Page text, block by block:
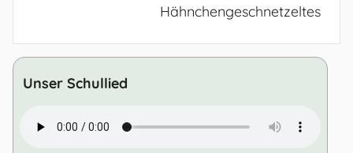
Hähnchengeschnetzeltes
Unser Schullied